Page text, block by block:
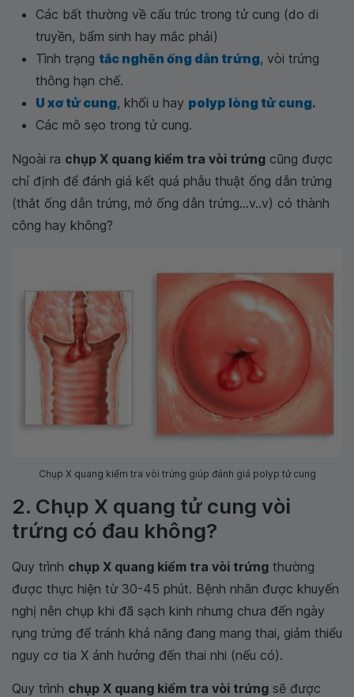
Các bất thường về cấu trúc trong tử cung (do di
truyền, bẩm sinh hay mắc phải)
Tình trạng tắc nghẽn ống dẫn trứng, vòi trứng
thông hạn chế.
U xơ tử cung, khối u hay polyp lòng tử cung.
Các mô sẹo trong tử cung.
Ngoài ra chụp X quang kiểm tra vòi trứng cũng được
chỉ định để đánh giá kết quả phẫu thuật ống dẫn trứng
(thắt ống dẫn trứng, mở ống dẫn trứng...v..v) có thành
công hay không?
Chụp X quang kiểm tra vòi trứng giúp đánh giá polyp tử cung
2. Chụp X quang tử cung vòi
trứng có đau không?
Quy trình chụp X quang kiểm tra vòi trứng thường
được thực hiện từ 30-45 phút. Bệnh nhân được khuyến
nghị nên chụp khi đã sạch kinh nhưng chưa đến ngày
rụng trứng để tránh khả năng đang mang thai, giảm thiểu
nguy cơ tia X ảnh hưởng đến thai nhi (nếu có).
Quy trình chụp X quang kiểm tra vòi trứng sẽ được